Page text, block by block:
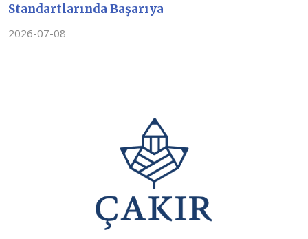
Standartlarında Başarıya
2026-07-08